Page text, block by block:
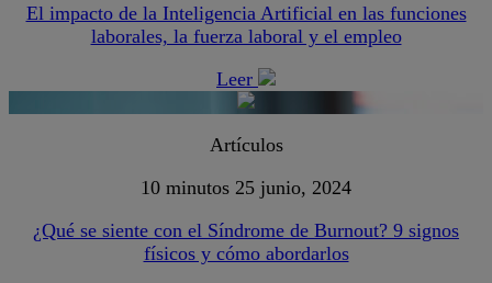
El impacto de la Inteligencia Artificial en las funciones
laborales, la fuerza laboral y el empleo
Leer
Artículos
10 minutos 25 junio, 2024
¿Qué se siente con el Síndrome de Burnout? 9 signos
físicos y cómo abordarlos